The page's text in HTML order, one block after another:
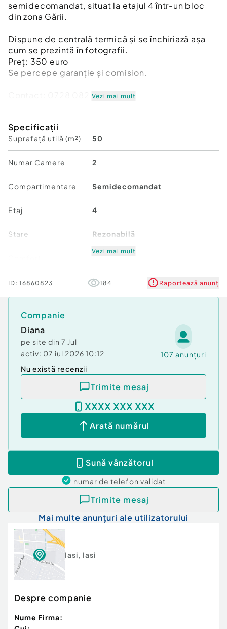
semidecomandat, situat la etajul 4 într-un bloc
din zona Gării.
Dispune de centrală termică și se închiriază așa
cum se prezintă în fotografii.
Preț: 350 euro
Se percepe garanție și comision.
Contact: 0728 082 906
Tip imobil:Bloc de apartamente
Vezi mai mult
Specificații
Suprafață utilă (m²) 50
Numar Camere 2
Compartimentare Semidecomandat
Etaj 4
Stare Rezonabilă
Vezi mai mult
ID: 16860823 184 Raportează anunț
Companie
Diana
pe site din 7 Jul
activ: 07 iul 2026 10:12 107 anunțuri
Nu există recenzii
Trimite mesaj
XXXX XXX XXX
Arată numărul
Sună vânzătorul
numar de telefon validat
Trimite mesaj
Mai multe anunțuri ale utilizatorului
Iasi, Iasi
Despre companie
Nume Firma: